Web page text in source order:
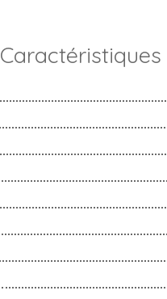
Caractéristiques